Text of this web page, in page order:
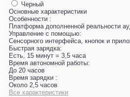
Черный
Основные характеристики
Особенности :
Платформа дополненной реальности
Управление с помощью:
Сенсорного интерфейса, кнопок и
Быстрая зарядка:
Есть, 15 минут = 3,5 часа
Время автономной работы:
До 20 часов
Время зарядки :
Около 2,5 часов
Все характеристики